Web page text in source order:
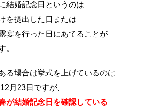
結婚記念日というのは
を提出した日または
宴を行った日にあてることが
。
る場合は挙式を上げているのは
月23日ですが、
が結婚記念日を確認している